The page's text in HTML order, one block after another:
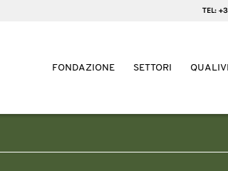
TEL:
FONDAZIONE SETTORI